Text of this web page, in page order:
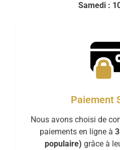
Samedi :
Paiement
Nous avons choisi de
paiements en ligne à
populaire) grâce à